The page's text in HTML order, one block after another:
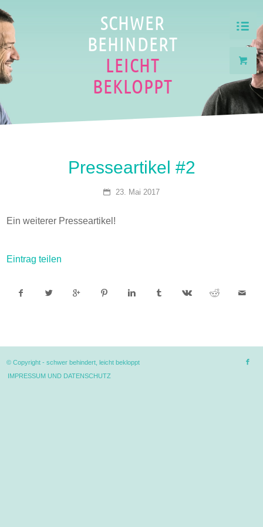
SCHWER
BEHINDERT
LEICHT
BEKLOPPT
Presseartikel #2
23. Mai 2017
Ein weiterer Presseartikel!
Eintrag teilen
© Copyright -schwer behindert, leicht bekloppt
IMPRESSUM UND DATENSCHUTZ